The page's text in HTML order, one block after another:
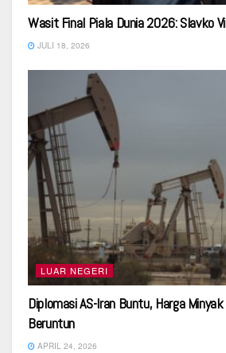
Wasit Final Piala Dunia 2026: Slavko
JULI 18, 2026
LUAR NEGERI
Diplomasi AS-Iran Buntu, Harga
Beruntun
APRIL 24, 2026